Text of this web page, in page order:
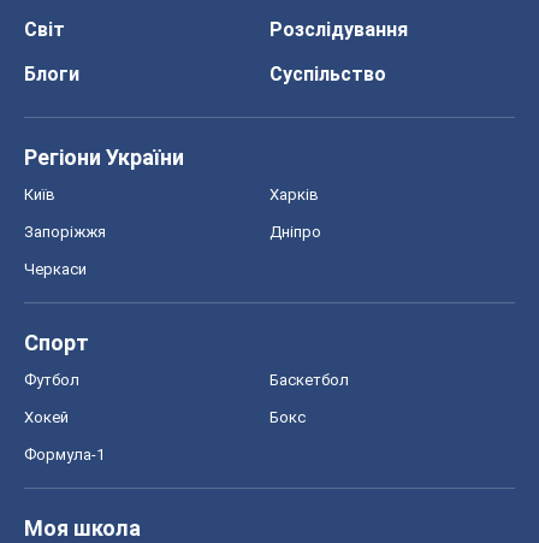
Світ
Розслідування
Блоги
Суспільство
Регіони України
Київ Харків
Запоріжжя Дніпро
Черкаси
Спорт
Футбол Баскетбол
Хокей Бокс
Формула-1
Моя школа